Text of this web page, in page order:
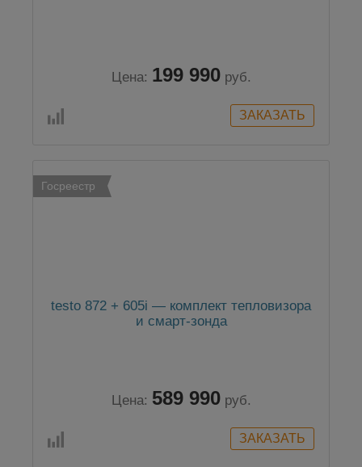
Цена: 199 990 руб.
Госреестр
testo 872 + 605i — комплект тепловизора
и смарт-зонда
Цена: 589 990 руб.